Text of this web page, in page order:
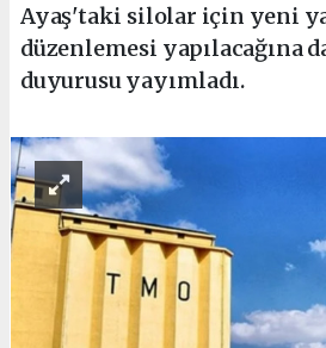
Ayaş'taki silolar için yeni
düzenlemesi yapılacağına
duyurusu yayımladı.